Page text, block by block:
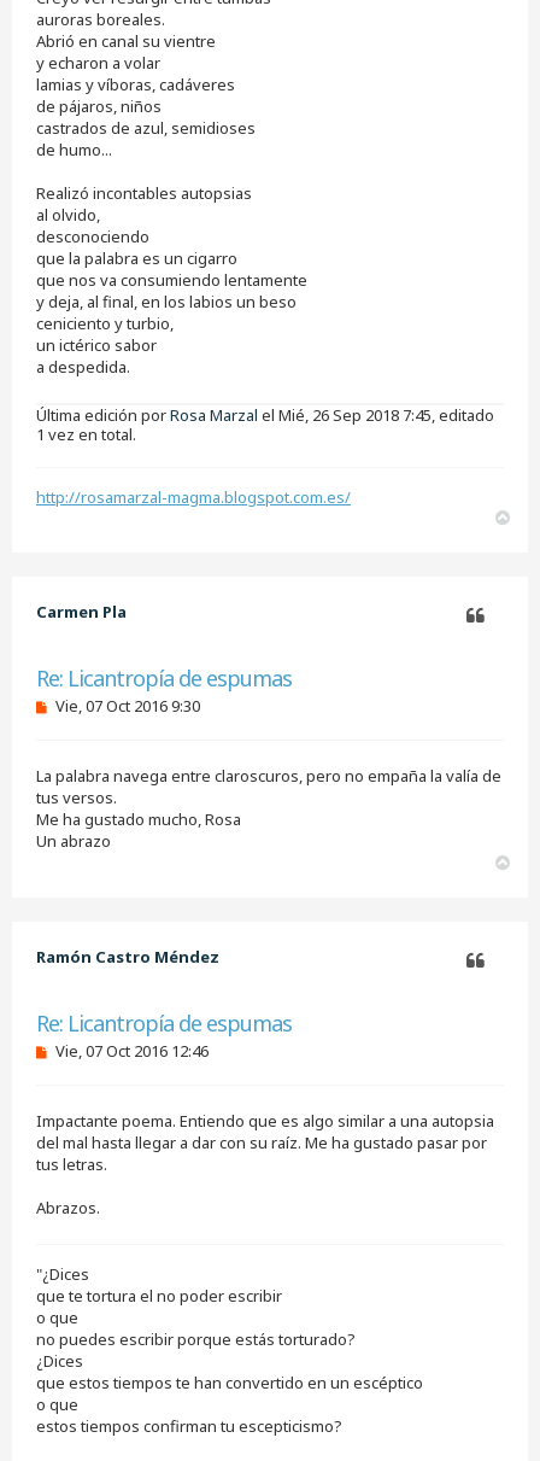
auroras boreales.
Abrió en canal su vientre
y echaron a volar
lamias y víboras, cadáveres
de pájaros, niños
castrados de azul, semidioses
de humo...
Realizó incontables autopsias
al olvido,
desconociendo
que la palabra es un cigarro
que nos va consumiendo lentamente
y deja, al final, en los labios un beso
ceniciento y turbio,
un ictérico sabor
a despedida.
Última edición porRosa Marzal el Mié, 26 Sep 2018 7:45, editado
1 vez en total.
http://rosamarzal-magma.blogspot.com.es/
Carmen Pla
Re: Licantropía de espumas
M
a
j
e
s
i
Vie, 07 Oct 2016 9:30
La palabra navega entre claroscuros, pero no empaña la valía de
tus versos.
Me ha gustado mucho, Rosa
Un abrazo
Ramón Castro Méndez
Re: Licantropía de espumas
M
a
j
e
s
n
e
r
Vie, 07 Oct 2016 12:46
Impactante poema. Entiendo que es algo similar a una autopsia
del mal hasta llegar a dar con su raíz. Me ha gustado pasar por
tus letras.
Abrazos.
"¿Dices
que te tortura el no poder escribir
o que
no puedes escribir porque estás torturado?
¿Dices
que estos tiempos te han convertido en un escéptico
o que
estos tiempos confirman tu escepticismo?